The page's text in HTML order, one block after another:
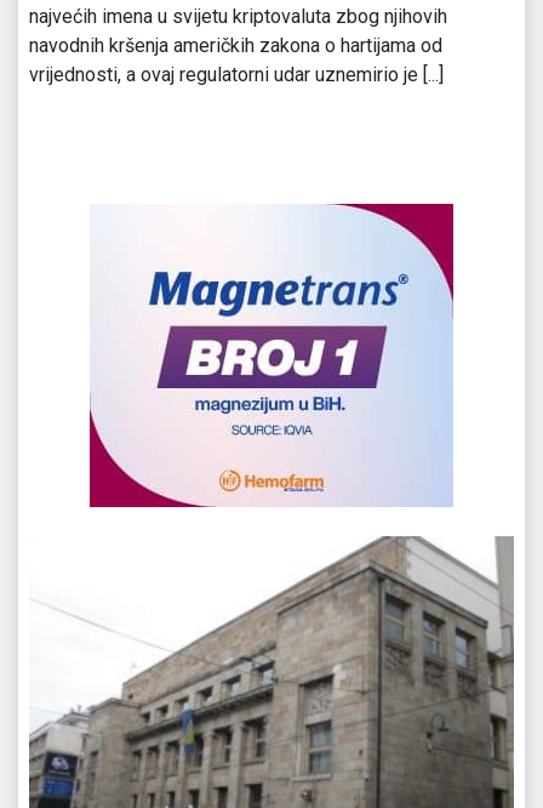
najvećih imena u svijetu kriptovaluta zbog njihovih
navodnih kršenja američkih zakona o hartijama od
vrijednosti, a ovaj regulatorni udar uznemirio je [...]